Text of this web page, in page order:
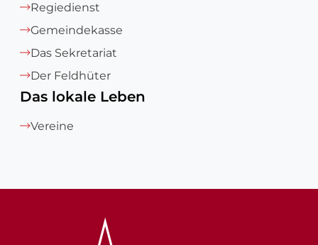
Regiedienst
Gemeindekasse
Das Sekretariat
Der Feldhüter
Das lokale Leben
Vereine